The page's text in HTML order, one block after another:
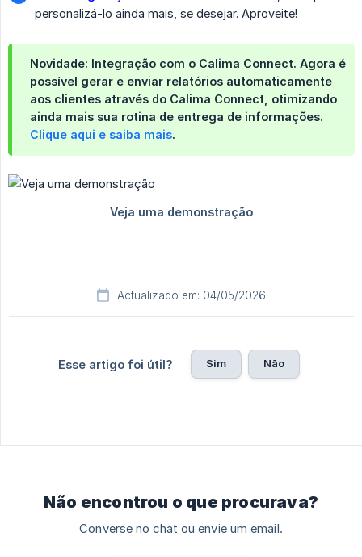
personalizá-lo ainda mais, se desejar. Aproveite!
Novidade: Integração com o Calima Connect. Agora é
possível gerar e enviar relatórios automaticamente
aos clientes através do Calima Connect , otimizando
ainda mais sua rotina de entrega de informações.
Clique aqui e saiba mais.
Actualizado em: 04/05/2026
Esse artigo foi útil? Sim Não
Não encontrou o que procurava?
Converse no chat ou envie um email.